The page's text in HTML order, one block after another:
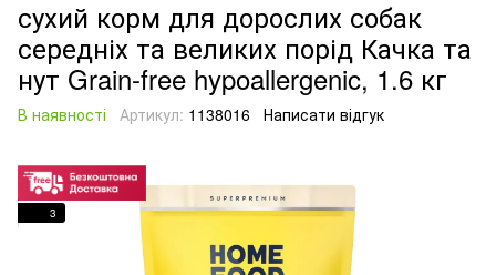
сухий корм для дорослих собак
середніх та великих порід Качка та
нут Grain-free hypoallergenic, 1.6 кг
В наявності Артикул: 1138016 Написати відгук
3